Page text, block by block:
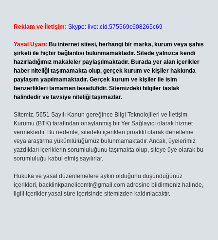
Reklam ve İletişim: Skype: live:.cid.575569c608265c69
Yasal Uyarı: Bu internet sitesi, herhangi bir marka, kurum veya şahıs
şirketi ile hiçbir bağlantısı bulunmamaktadır. Sitede yalnızca kendi
hazırladığımız makaleler paylaşılmaktadır. Burada yer alan içerikler
haber niteliği taşımamakta olup, gerçek kurum ve kişiler hakkında
paylaşım yapılmamaktadır. Gerçek kurum ve kişiler ile isim
benzerlikleri tamamen tesadüfidir. Sitemizdeki bilgiler taslak
halindedir ve tavsiye niteliği taşımazlar.
Sitemiz, 5651 Sayılı Kanun gereğince Bilgi Teknolojileri ve İletişim
Kurumu (BTK) tarafından onaylanmış bir Yer Sağlayıcı olarak hizmet
vermektedir. Bu nedenle, sitedeki içerikleri proaktif olarak denetleme
veya araştırma yükümlülüğümüz bulunmamaktadır. Ancak, üyelerimiz
yazdıkları içeriklerin sorumluluğunu taşımakta olup, siteye üye olarak bu
sorumluluğu kabul etmiş sayılırlar.
Hukuka ve yasal düzenlemelere aykırı olduğunu düşündüğünüz
içerikleri, backlinkpanelicomtr@gmail.com adresine bildirmeniz halinde,
ilgili içerikler yasal süre içerisinde sitemizden kaldırılacaktır.